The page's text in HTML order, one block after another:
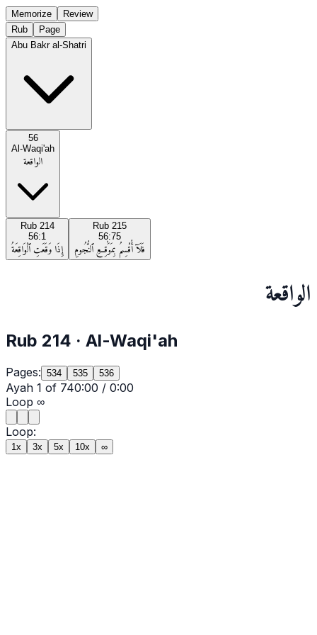
Memorize
Review
Rub
Page
Abu Bakr al-Shatri
56
Al-Waqi'ah
الواقعة
Rub 214
56:1
إِذَا وَقَعَتِ ٱلْوَاقِعَةُ
Rub 215
56:75
فَلَآ أُقْسِمُ بِمَوَٰقِعِ ٱلنُّجُومِ
الواقعة
Rub 214 · Al-Waqi'ah
Pages: 534 535 536
Ayah 1 of 740:00 / 0:00
Loop ∞
Loop:
1x 3x 5x 10x ∞